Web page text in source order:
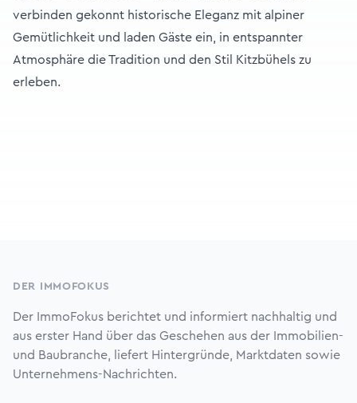
verbinden gekonnt historische Eleganz mit alpiner
Gemütlichkeit und laden Gäste ein, in entspannter
Atmosphäre die Tradition und den Stil Kitzbühels zu
erleben.
DER IMMOFOKUS
Der ImmoFokus berichtet und informiert nachhaltig und
aus erster Hand über das Geschehen aus der Immobilien-
und Baubranche, liefert Hintergründe, Marktdaten sowie
Unternehmens-Nachrichten.